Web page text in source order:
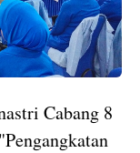
Cabang 8